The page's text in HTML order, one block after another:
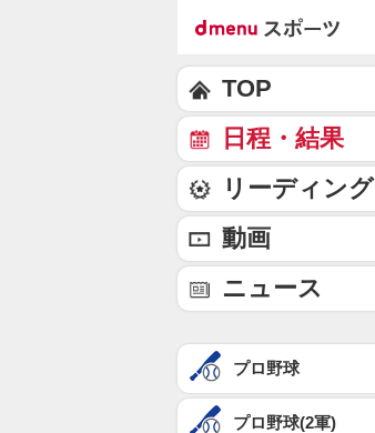
TOP
日程・結果
リーディング
動画
ニュース
プロ野球
プロ野球(2軍)